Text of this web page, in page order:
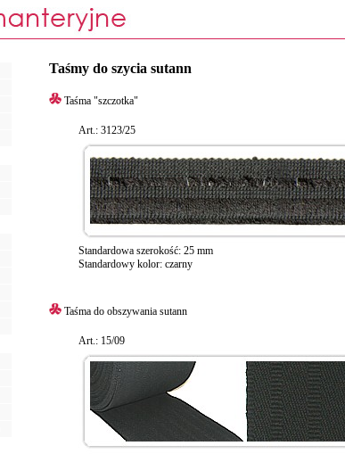
Taśmy do szycia sutann
Taśma "szczotka"
Art.: 3123/25
Standardowa szerokość: 25 mm
Standardowy kolor: czarny
Taśma do obszywania sutann
Art.: 15/09